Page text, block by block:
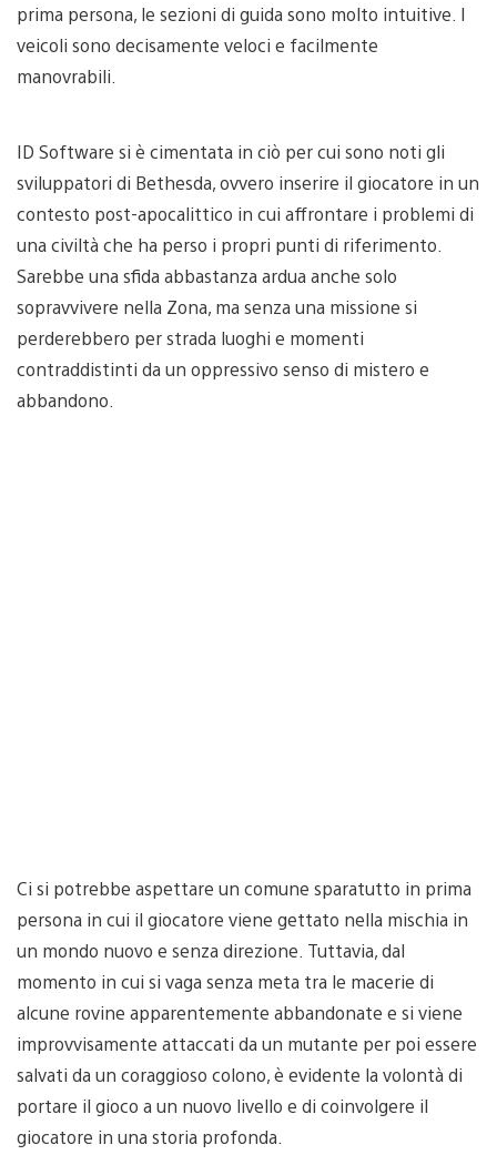
prima persona, le sezioni di guida sono molto intuitive. I
veicoli sono decisamente veloci e facilmente
manovrabili.
ID Software si è cimentata in ciò per cui sono noti gli
sviluppatori di Bethesda, ovvero inserire il giocatore in un
contesto post-apocalittico in cui affrontare i problemi di
una civiltà che ha perso i propri punti di riferimento.
Sarebbe una sfida abbastanza ardua anche solo
sopravvivere nella Zona, ma senza una missione si
perderebbero per strada luoghi e momenti
contraddistinti da un oppressivo senso di mistero e
abbandono.
Ci si potrebbe aspettare un comune sparatutto in prima
persona in cui il giocatore viene gettato nella mischia in
un mondo nuovo e senza direzione. Tuttavia, dal
momento in cui si vaga senza meta tra le macerie di
alcune rovine apparentemente abbandonate e si viene
improvvisamente attaccati da un mutante per poi essere
salvati da un coraggioso colono, è evidente la volontà di
portare il gioco a un nuovo livello e di coinvolgere il
giocatore in una storia profonda.